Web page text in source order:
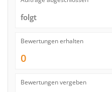
folgt
Bewertungen erhalten
0
Bewertungen vergeben